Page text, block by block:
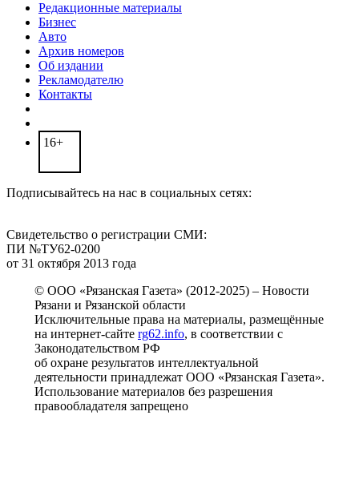
Редакционные материалы
Бизнес
Авто
Архив номеров
Об издании
Рекламодателю
Контакты
16+
Подписывайтесь на нас в социальных сетях:
Свидетельство о регистрации СМИ:
ПИ №ТУ62-0200
от 31 октября 2013 года
© ООО «Рязанская Газета» (2012-2025) – Новости
Рязани и Рязанской области
Исключительные права на материалы, размещённые
на интернет-сайте rg62.info, в соответствии с
Законодательством РФ
об охране результатов интеллектуальной
деятельности принадлежат ООО «Рязанская Газета».
Использование материалов без разрешения
правообладателя запрещено